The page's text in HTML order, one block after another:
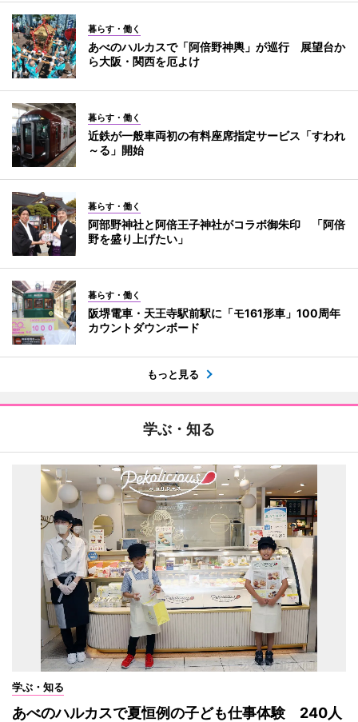
暮らす・働く
あべのハルカスで「阿倍野神輿」が巡行 展望台か
ら大阪・関西を厄よけ
暮らす・働く
近鉄が一般車両初の有料座席指定サービス「すわれ
～る」開始
暮らす・働く
阿部野神社と阿倍王子神社がコラボ御朱印 「阿倍
野を盛り上げたい」
暮らす・働く
阪堺電車・天王寺駅前駅に「モ161形車」100周年
カウントダウンボード
もっと見る
学ぶ・知る
学ぶ・知る
あべのハルカスで夏恒例の子ども仕事体験 240人